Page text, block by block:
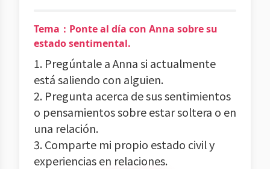
Tema：Ponte al día con Anna sobre su
estado sentimental.
1. Pregúntale a Anna si actualmente
está saliendo con alguien.
2. Pregunta acerca de sus sentimientos
o pensamientos sobre estar soltera o en
una relación.
3. Comparte mi propio estado civil y
experiencias en relaciones.